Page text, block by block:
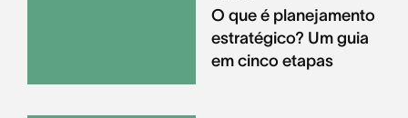
O que é planejamento
estratégico? Um guia
em cinco etapas